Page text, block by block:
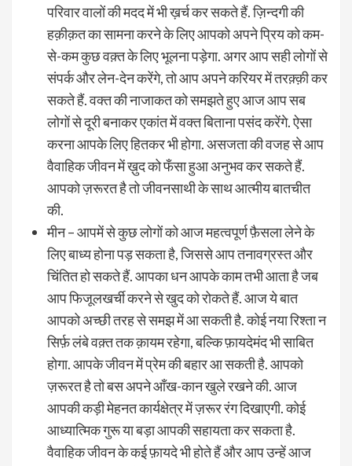
परिवार वालों की मदद में भी ख़र्च कर सकते हैं. ज़िन्दगी की
हक़ीक़त का सामना करने के लिए आपको अपने प्रिय को कम-
से-कम कुछ वक़्त के लिए भूलना पड़ेगा. अगर आप सही लोगों से
संपर्क और लेन-देन करेंगे, तो आप अपने करियर में तरक़्क़ी कर
सकते हैं. वक्त की नाजाकत को समझते हुए आज आप सब
लोगों से दूरी बनाकर एकांत में वक्त बिताना पसंद करेंगे. ऐसा
करना आपके लिए हितकर भी होगा. असजता की वजह से आप
वैवाहिक जीवन में ख़ुद को फँसा हुआ अनुभव कर सकते हैं.
आपको ज़रूरत है तो जीवनसाथी के साथ आत्मीय बातचीत
की.
मीन – आपमें से कुछ लोगों को आज महत्वपूर्ण फ़ैसला लेने के
लिए बाध्य होना पड़ सकता है, जिससे आप तनावग्रस्त और
चिंतित हो सकते हैं. आपका धन आपके काम तभी आता है जब
आप फिजूलखर्ची करने से खुद को रोकते हैं. आज ये बात
आपको अच्छी तरह से समझ में आ सकती है. कोई नया रिश्ता न
सिर्फ़ लंबे वक़्त तक क़ायम रहेगा, बल्कि फ़ायदेमंद भी साबित
होगा. आपके जीवन में प्रेम की बहार आ सकती है. आपको
ज़रूरत है तो बस अपने आँख-कान खुले रखने की. आज
आपकी कड़ी मेहनत कार्यक्षेत्र में ज़रूर रंग दिखाएगी. कोई
आध्यात्मिक गुरू या बड़ा आपकी सहायता कर सकता है.
वैवाहिक जीवन के कई फ़ायदे भी होते हैं और आप उन्हें आज